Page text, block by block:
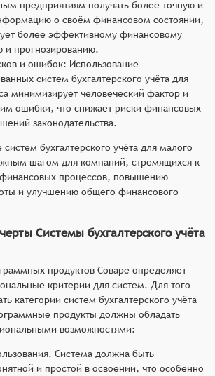
предприятиям получать более точную и
о своём финансовом состоянии,
более эффективному финансовому
и прогнозированию.
и ошибок: Использование
систем бухгалтерского учёта для
минимизирует человеческий фактор и
ошибки, что снижает риски финансовых
законодательства.
бухгалтерского учёта для малого
шагом для компаний, стремящихся к
процессов, повышению
и улучшению общего финансового
Системы бухгалтерского учёта
продуктов Соваре определяет
критерии для систем. Для того
категории систем бухгалтерского учёта
продукты должны обладать
возможностями:
Система должна быть
и простой в освоении, что особенно